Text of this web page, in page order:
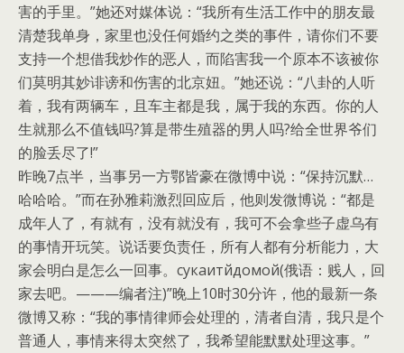
害的手里。”她还对媒体说：“我所有生活工作中的朋友最
清楚我单身，家里也没任何婚约之类的事件，请你们不要
支持一个想借我炒作的恶人，而陷害我一个原本不该被你
们莫明其妙诽谤和伤害的北京妞。”她还说：“八卦的人听
着，我有两辆车，且车主都是我，属于我的东西。你的人
生就那么不值钱吗?算是带生殖器的男人吗?给全世界爷们
的脸丢尽了!”
昨晚7点半，当事另一方鄂皆豪在微博中说：“保持沉默…
哈哈哈。”而在孙雅莉激烈回应后，他则发微博说：“都是
成年人了，有就有，没有就没有，我可不会拿些子虚乌有
的事情开玩笑。说话要负责任，所有人都有分析能力，大
家会明白是怎么一回事。сукаитйдомой(俄语：贱人，回
家去吧。———编者注)”晚上10时30分许，他的最新一条
微博又称：“我的事情律师会处理的，清者自清，我只是个
普通人，事情来得太突然了，我希望能默默处理这事。”